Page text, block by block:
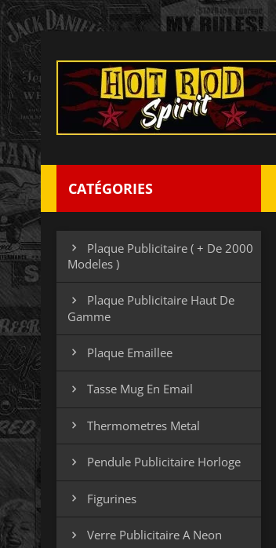
CATÉGORIES

Plaque Publicitaire ( + De 2000
Modeles )

Plaque Publicitaire Haut De
Gamme
 Plaque Emaillee
 Tasse Mug En Email
 Thermometres Metal
 Pendule Publicitaire Horloge
 Figurines
 Verre Publicitaire A Neon